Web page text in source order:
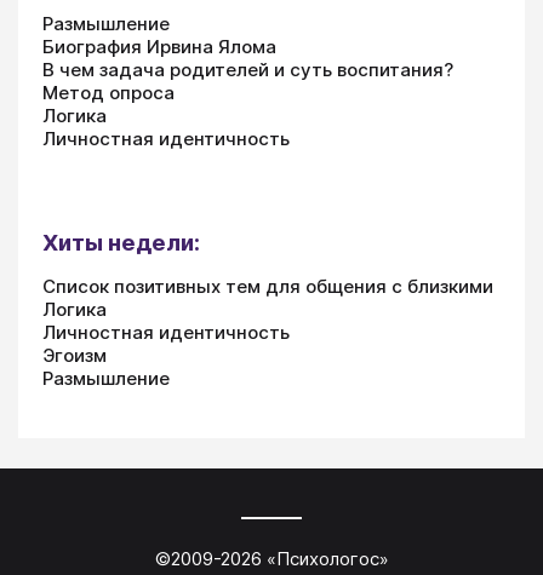
Размышление
Биография Ирвина Ялома
В чем задача родителей и суть воспитания?
Метод опроса
Логика
Личностная идентичность
Хиты недели:
Список позитивных тем для общения с близкими
Логика
Личностная идентичность
Эгоизм
Размышление
©2009-2026 «Психологос»